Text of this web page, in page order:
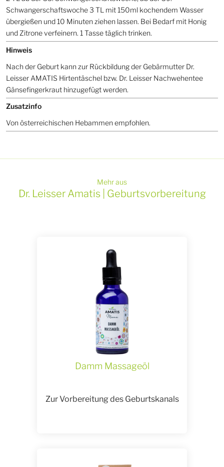
Schwangerschaftswoche 3 TL mit 150ml kochendem Wasser
übergießen und 10 Minuten ziehen lassen. Bei Bedarf mit Honig
und Zitrone verfeinern. 1 Tasse täglich trinken.
Hinweis
Nach der Geburt kann zur Rückbildung der Gebärmutter Dr.
Leisser AMATIS Hirtentäschel bzw. Dr. Leisser Nachwehentee
Gänsefingerkraut hinzugefügt werden.
Zusatzinfo
Von österreichischen Hebammen empfohlen.
Mehr aus
Dr. Leisser Amatis | Geburtsvorbereitung
Damm Massageöl
Zur Vorbereitung des Geburtskanals